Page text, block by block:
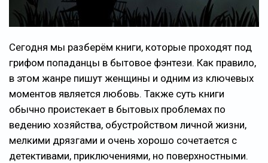
Сегодня мы разберём книги, которые проходят под
грифом попаданцы в бытовое фэнтези. Как правило,
в этом жанре пишут женщины и одним из ключевых
моментов является любовь. Также суть книги
обычно проистекает в бытовых проблемах по
ведению хозяйства, обустройством личной жизни,
мелкими дрязгами и очень хорошо сочетается с
детективами, приключениями, но поверхностными.